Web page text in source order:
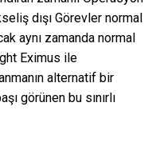
dışı Görevler normal
aynı zamanda normal
Eximus ile
alternatif bir
görünen bu sınırlı